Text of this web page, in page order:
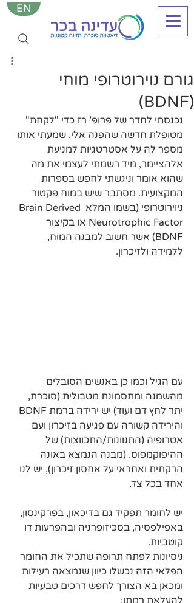
EN
גורם נוירוטרופי מוחי
(BDNF)
נכנסתי לחדר של פרופ' רז כדי "לקחת"
מטופלת חדשה שהפנה אלי. שמעתי אותו
מספר לה על אסטרטגיות למניעת
אלהציימר, מיד רשמתי לעצמי את מה
שהוא אומר וניגשתי לחפש בספרות
המקצועית. מסתבר שיש במוח פקטור
ניוירוטרופי (בשמו המלא Brain Derived
Neurotrophic Factor או בקיצור
BDNF) אשר חשוב למבנה המוח,
ללמידה ולזיכרון.
עם הגיל וכמו כן באנשים הסובלים
מהשמנה ומתסמונת מטבולית (סוכרת,
והירידה קשורה עם פגיעה בזיכרון ועם
אטרופיה (התנוונות/התכווצות) של
ההיפוקמפוס. (מבנה הנמצא באונה
הרקתית ואחראי על אחסון זיכרון), יש לנו
אחד בכל צד.
יש לחומר תפקיד גם בדיכאון, בפרקינסון,
באפילפסיה, בסכיזופרניה ובהפרעות דו
קוטביות.
ניסיונות לפתח תרופה שתכיל את החומר
הפלאי הזה נכשלו כיוון שנמצאה רעילות
ומכאן בא הצורך לחפש דרכים טבעיות
להעלאת רמתו: